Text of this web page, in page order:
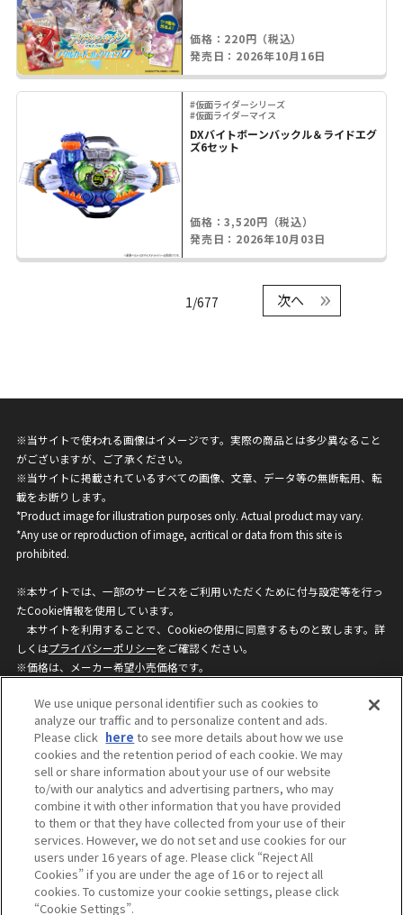
価格：220円（税込）
発売日：2026年10月16日
#仮面ライダーシリーズ
#仮面ライダーマイス
DXバイトボーンバックル＆ライドエグ
ズ6セット
価格：3,520円（税込）
発売日：2026年10月03日
1/677 次へ
※当サイトで使われる画像はイメージです。実際の商品とは多少異なること
がございますが、ご了承ください。
※当サイトに掲載されているすべての画像、文章、データ等の無断転用、転
載をお断りします。
*Product image for illustration purposes only. Actual product may vary.
*Any use or reproduction of image, acritical or data from this site is
prohibited.
※本サイトでは、一部のサービスをご利用いただくために付与設定等を行っ
たCookie情報を使用しています。
本サイトを利用することで、Cookieの使用に同意するものと致します。詳
しくはプライバシーポリシーをご確認ください。
※価格は、メーカー希望小売価格です。
ざいますのでご了承ください。
privacypolicy
Do Not Sell or Share My
Personal Information
ウェブサイトご利用条件
ソーシャルメディアポリシー
個人情報保護方針
お問い合わせ
©BANDAI
We use unique personal identifier such as cookies to
analyze our traffic and to personalize content and ads.
Please click here to see more details about how we use
cookies and the retention period of each cookie. We may
sell or share information about your use of our website
to/with our analytics and advertising partners, who may
combine it with other information that you have provided
to them or that they have collected from your use of their
services. However, we do not set and use cookies for our
users under 16 years of age. Please click “Reject All
Cookies” if you are under the age of 16 or to reject all
cookies. To customize your cookie settings, please click
“Cookie Settings”.